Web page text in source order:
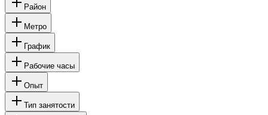
Район
Метро
График
Рабочие часы
Опыт
Тип занятости